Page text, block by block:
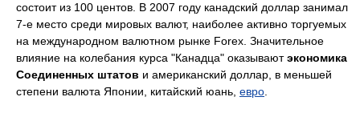
состоит из 100 центов. В 2007 году канадский доллар занимал
7-е место среди мировых валют, наиболее активно торгуемых
на международном валютном рынке Forex. Значительное
влияние на колебания курса "Канадца" оказываютэкономика
Соединенных штатов и американский доллар, в меньшей
степени валюта Японии, китайский юань, евро.